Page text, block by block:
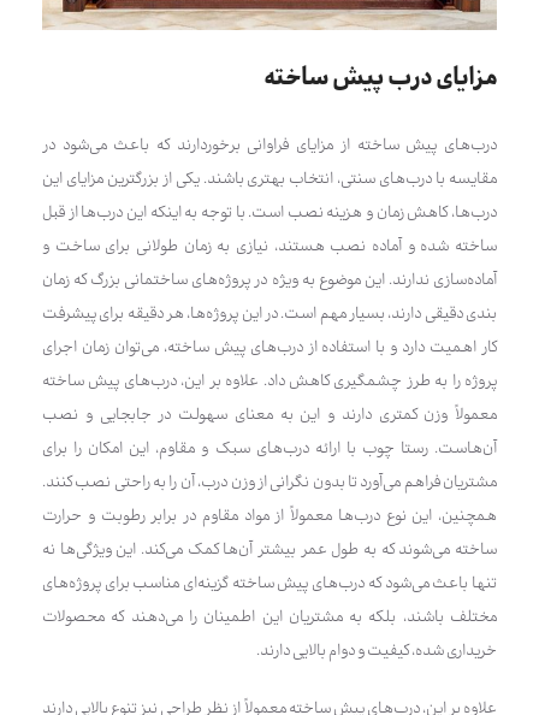
مزایای درب پیش ساخته
درب‌های پیش ساخته از مزایای فراوانی برخوردارند که باعث می‌شود در
مقایسه با درب‌های سنتی، انتخاب بهتری باشند. یکی از بزرگترین مزایای این
درب‌ها، کاهش زمان و هزینه نصب است. با توجه به اینکه این درب‌ها از قبل
ساخته شده و آماده نصب هستند، نیازی به زمان طولانی برای ساخت و
آماده‌سازی ندارند. این موضوع به ویژه در پروژه‌های ساختمانی بزرگ که زمان
بندی دقیقی دارند، بسیار مهم است. در این پروژه‌ها، هر دقیقه برای پیشرفت
کار اهمیت دارد و با استفاده از درب‌های پیش ساخته، می‌توان زمان اجرای
پروژه را به طرز چشمگیری کاهش داد. علاوه بر این، درب‌های پیش ساخته
معمولاً وزن کمتری دارند و این به معنای سهولت در جابجایی و نصب
آن‌هاست. رستا چوب با ارائه درب‌های سبک و مقاوم، این امکان را برای
مشتریان فراهم می‌آورد تا بدون نگرانی از وزن درب، آن را به راحتی نصب کنند.
همچنین، این نوع درب‌ها معمولاً از مواد مقاوم در برابر رطوبت و حرارت
ساخته می‌شوند که به طول عمر بیشتر آن‌ها کمک می‌کند. این ویژگی‌ها نه
تنها باعث می‌شود که درب‌های پیش ساخته گزینه‌ای مناسب برای پروژه‌های
مختلف باشند، بلکه به مشتریان این اطمینان را می‌دهند که محصولات
خریداری شده، کیفیت و دوام بالایی دارند.
علاوه بر این، درب‌های پیش ساخته معمولاً از نظر طراحی نیز تنوع بالایی دارند